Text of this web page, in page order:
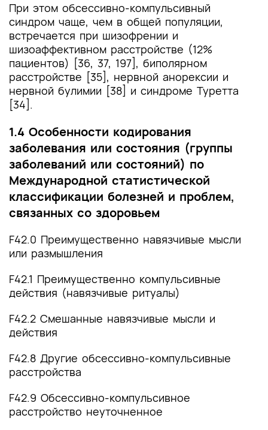
При этом обсессивно-компульсивный
синдром чаще, чем в общей популяции,
встречается при шизофрении и
шизоаффективном расстройстве (12%
пациентов) [36, 37, 197], биполярном
расстройстве [35], нервной анорексии и
нервной булимии [38] и синдроме Туретта
[34].
1.4 Особенности кодирования
заболевания или состояния (группы
заболеваний или состояний) по
Международной статистической
классификации болезней и проблем,
связанных со здоровьем
F42.0 Преимущественно навязчивые мысли
или размышления
F42.1 Преимущественно компульсивные
действия (навязчивые ритуалы)
F42.2 Смешанные навязчивые мысли и
действия
F42.8 Другие обсессивно-компульсивные
расстройства
F42.9 Обсессивно-компульсивное
расстройство неуточненное